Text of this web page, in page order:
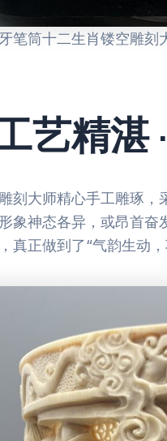
笔筒十二生肖镂空雕刻
工艺精湛
刻大师精心手工雕琢
象神态各异，或昂首
真正做到了“气韵生动，